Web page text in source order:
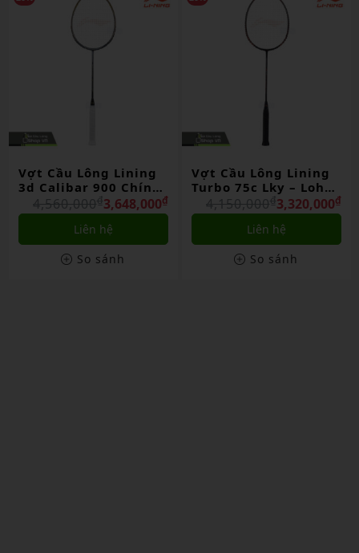
Vợt Cầu Lông Lining
Turbo 75c Lky – Loh
Kean Yew Chính Hãng
3,320,000
4,150,000₫
Liên hệ
So sánh
Vợt Cầu Lông Lining
Bladex 700 Chính
Hãng
3,600,000
4,500,000₫
Liên hệ
So sánh